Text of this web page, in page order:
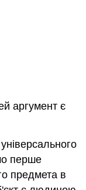
аргумент є
перше
предмета в